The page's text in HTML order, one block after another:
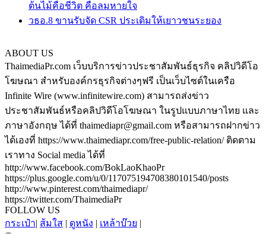
ต้นไม้คือชีวิต คือลมหายใจ
วธอ.8 ขานรับจัด CSR ประเดิมให้เยาวชนระยอง
ABOUT US
ThaimediaPr.com เว็บบริการข่าวประชาสัมพันธ์ธุรกิจ คลิปวิดีโอ
โฆษณา สำหรับองค์กรธุรกิจต่างๆฟรี เป็นเว็บไซต์ในเครือ
Infinite Wire (www.infinitewire.com) สามารถส่งข่าว
ประชาสัมพันธ์หรือคลิปวิดีโอโฆษณา ในรูปแบบภาษาไทย และ
ภาษาอังกฤษ ได้ที่ thaimediapr@gmail.com หรือสามารถฝากข่าว
ได้เองที่ https://www.thaimediapr.com/free-public-relation/ ติดตาม
เราทาง Social media ได้ที่
http://www.facebook.com/BokLaoKhaoPr
https://plus.google.com/u/0/117075194708380101540/posts
http://www.pinterest.com/thaimediapr/
https://twitter.com/ThaimediaPr
FOLLOW US
กระเป๋า ส้มใส ดูหนัง เหล้าบ๊วย